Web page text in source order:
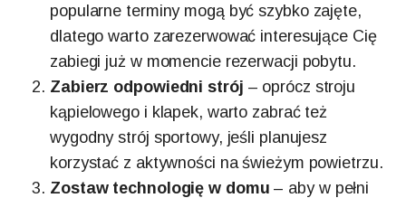
popularne terminy mogą być szybko zajęte,
dlatego warto zarezerwować interesujące Cię
zabiegi już w momencie rezerwacji pobytu.
Zabierz odpowiedni strój – oprócz stroju
kąpielowego i klapek, warto zabrać też
wygodny strój sportowy, jeśli planujesz
korzystać z aktywności na świeżym powietrzu.
Zostaw technologię w domu – aby w pełni